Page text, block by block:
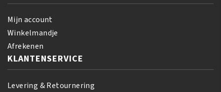
170
Mijn account
Winkelmandje
Afrekenen
KLANTENSERVICE
Levering & Retournering